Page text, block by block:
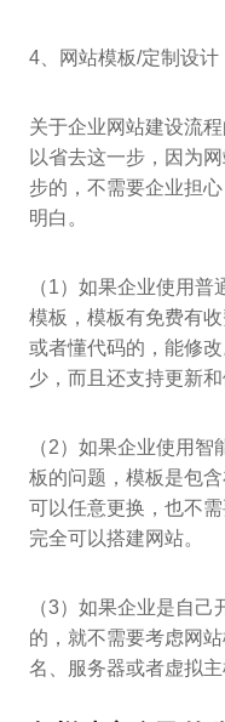
4、网站模板/定制设计
关于企业网站建设流
以省去这一步，因为
步的，不需要企业担
明白。
（1）如果企业使用
模板，模板有免费有
或者懂代码的，能修
少，而且还支持更新和
（2）如果企业使用
板的问题，模板是包
可以任意更换，也不
完全可以搭建网站。
（3）如果企业是自
的，就不需要考虑网
名、服务器或者虚拟主